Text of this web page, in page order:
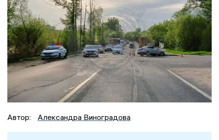
Автор: Александра Виноградова